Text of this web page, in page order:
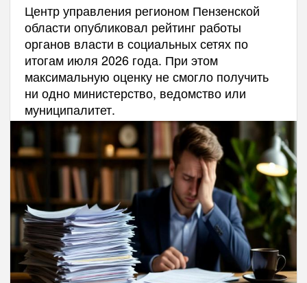
Центр управления регионом Пензенской
области опубликовал рейтинг работы
органов власти в социальных сетях по
итогам июля 2026 года. При этом
максимальную оценку не смогло получить
ни одно министерство, ведомство или
муниципалитет.